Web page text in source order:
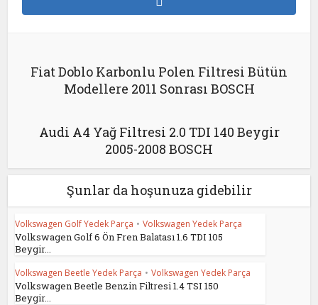
Fiat Doblo Karbonlu Polen Filtresi Bütün
Modellere 2011 Sonrası BOSCH
Audi A4 Yağ Filtresi 2.0 TDI 140 Beygir
2005-2008 BOSCH
Şunlar da hoşunuza gidebilir
Volkswagen Golf Yedek Parça • Volkswagen Yedek Parça
Volkswagen Golf 6 Ön Fren Balatası 1.6 TDI 105
Beygir...
Volkswagen Beetle Yedek Parça • Volkswagen Yedek Parça
Volkswagen Beetle Benzin Filtresi 1.4 TSI 150
Beygir...